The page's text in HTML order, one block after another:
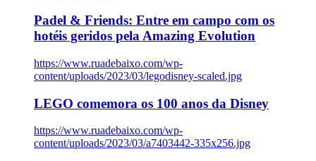
Padel & Friends: Entre em campo com os
hotéis geridos pela Amazing Evolution
https://www.ruadebaixo.com/wp-
content/uploads/2023/03/legodisney-scaled.jpg
LEGO comemora os 100 anos da Disney
https://www.ruadebaixo.com/wp-
content/uploads/2023/03/a7403442-335x256.jpg